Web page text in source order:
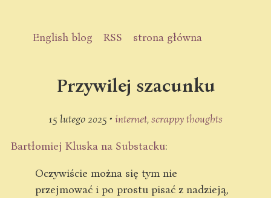
English blog RSS strona główna
Przywilej szacunku
15 lutego 2025 • internet scrappy thoughts
Bartłomiej Kluska na Substacku:
Oczywiście można się tym nie
przejmować i po prostu pisać z nadzieją,